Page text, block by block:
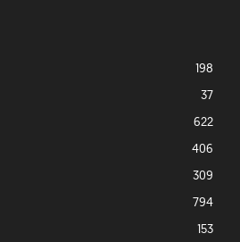
198
37
622
406
309
794
153